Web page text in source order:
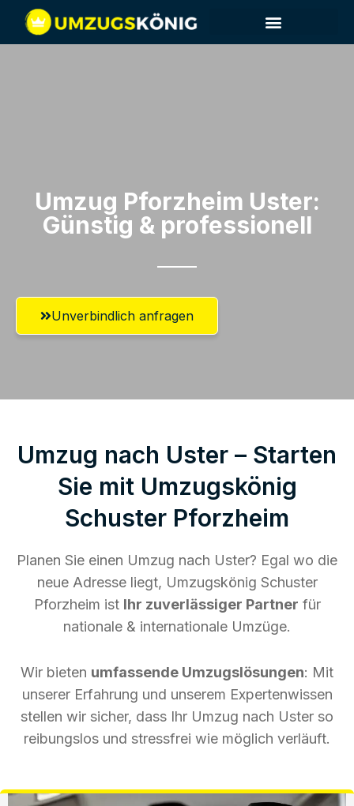
Umzug Pforzheim​ Uster:
Günstig & professionell​
Unverbindlich anfragen
Umzug nach Uster – Starten
Sie mit Umzugskönig
Schuster Pforzheim
Planen Sie einen Umzug nach Uster? Egal wo die
neue Adresse liegt, Umzugskönig Schuster
Pforzheim ist Ihr zuverlässiger Partner für
nationale & internationale Umzüge.
Wir bieten umfassende Umzugslösungen: Mit
unserer Erfahrung und unserem Expertenwissen
stellen wir sicher, dass Ihr Umzug nach Uster so
reibungslos und stressfrei wie möglich verläuft.